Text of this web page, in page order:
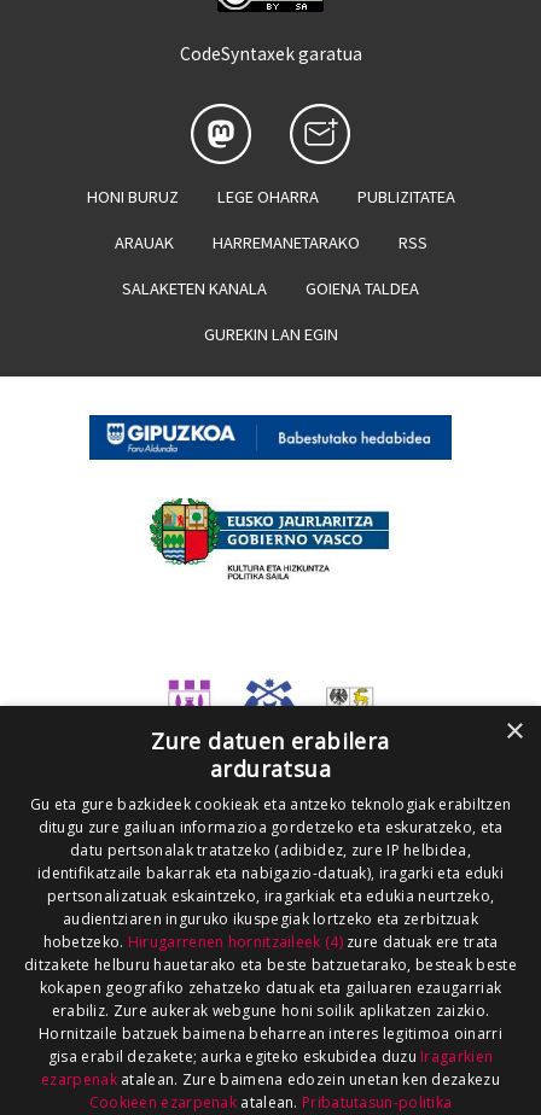
CodeSyntaxek garatua
HONI BURUZ LEGE OHARRA PUBLIZITATEA
ARAUAK HARREMANETARAKO RSS
SALAKETEN KANALA GOIENA TALDEA
GUREKIN LAN EGIN
×
Zure datuen erabilera
arduratsua
Gu eta gure bazkideek cookieak eta antzeko teknologiak erabiltzen
ditugu zure gailuan informazioa gordetzeko eta eskuratzeko, eta
datu pertsonalak tratatzeko (adibidez, zure IP helbidea,
identifikatzaile bakarrak eta nabigazio-datuak), iragarki eta eduki
pertsonalizatuak eskaintzeko, iragarkiak eta edukia neurtzeko,
audientziaren inguruko ikuspegiak lortzeko eta zerbitzuak
hobetzeko. Hirugarrenen hornitzaileek (4)zure datuak ere trata
ditzakete helburu hauetarako eta beste batzuetarako, besteak beste
kokapen geografiko zehatzeko datuak eta gailuaren ezaugarriak
erabiliz. Zure aukerak webgune honi soilik aplikatzen zaizkio.
Hornitzaile batzuek baimena beharrean interes legitimoa oinarri
gisa erabil dezakete; aurka egiteko eskubidea duzu Iragarkien
ezarpenakatalean. Zure baimena edozein unetan ken dezakezu
Cookieen ezarpenak atalean. Pribatutasun-politika